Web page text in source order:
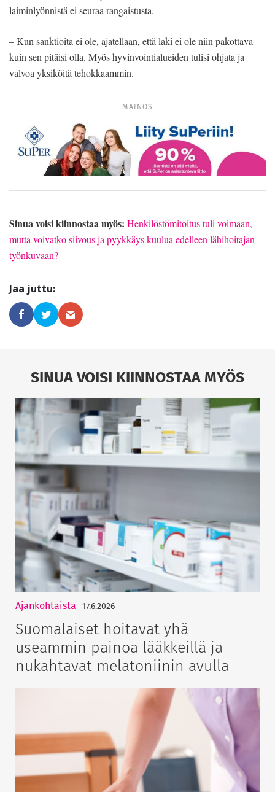
laiminlyönnistä ei seuraa rangaistusta.
– Kun sanktioita ei ole, ajatellaan, että laki ei ole niin pakottava
kuin sen pitäisi olla. Myös hyvinvointialueiden tulisi ohjata ja
valvoa yksiköitä tehokkaammin.
MAINOS
Sinua voisi kiinnostaa myös: Henkilöstömitoitus tuli voimaan,
mutta voivatko siivous ja pyykkäys kuulua edelleen lähihoitajan
työnkuvaan?
SINUA VOISI KIINNOSTAA MYÖS
Ajankohtaista 17.6.2026
Suomalaiset hoitavat yhä
useammin painoa lääkkeillä ja
nukahtavat melatoniinin avulla